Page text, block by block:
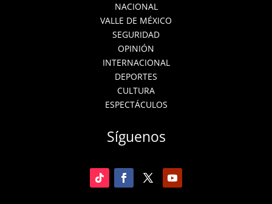
NACIONAL
VALLE DE MÉXICO
SEGURIDAD
OPINIÓN
INTERNACIONAL
DEPORTES
CULTURA
ESPECTÁCULOS
Síguenos